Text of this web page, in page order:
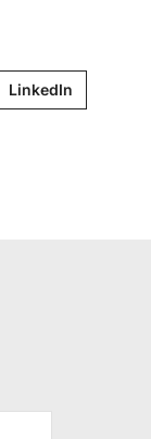
LinkedIn